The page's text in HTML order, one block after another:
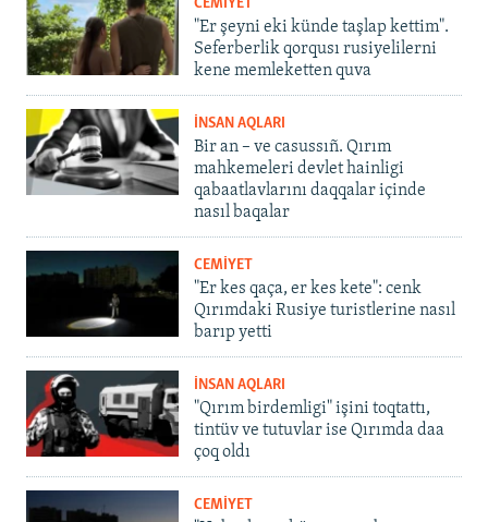
CEMİYET
"Er şeyni eki künde taşlap kettim".
Seferberlik qorqusı rusiyelilerni
kene memleketten quva
İNSAN AQLARI
Bir an – ve casussıñ. Qırım
mahkemeleri devlet hainligi
qabaatlavlarını daqqalar içinde
nasıl baqalar
CEMİYET
"Er kes qaça, er kes kete": cenk
Qırımdaki Rusiye turistlerine nasıl
barıp yetti
İNSAN AQLARI
"Qırım birdemligi" işini toqtattı,
tintüv ve tutuvlar ise Qırımda daa
çoq oldı
CEMİYET